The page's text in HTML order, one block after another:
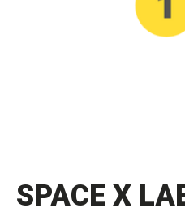
SPACE X